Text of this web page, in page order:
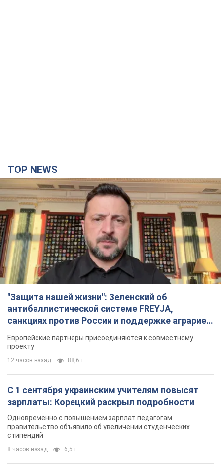
TOP NEWS
"Защита нашей жизни": Зеленский об
антибаллистической системе FREYJA,
санкциях против России и поддержке аграриев.
Видео
Европейские партнеры присоединяются к совместному
проекту
12 часов назад 88,6 т.
С 1 сентября украинским учителям повысят
зарплаты: Корецкий раскрыл подробности
Одновременно с повышением зарплат педагогам
правительство объявило об увеличении студенческих
стипендий
8 часов назад 6,5 т.